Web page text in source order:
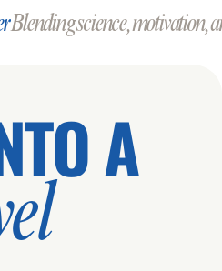
Blending science, motivation,
A